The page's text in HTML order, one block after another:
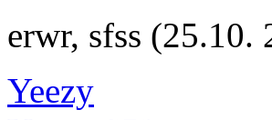
erwr, sfss (25.10.
Yeezy